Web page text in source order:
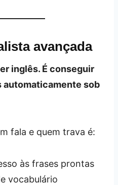
avançada
inglês. É conseguir
automaticamente sob
fala e quem trava é:
às frases prontas
vocabulário